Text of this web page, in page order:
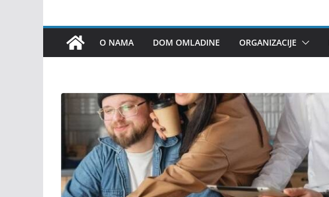
O NAMA DOM OMLADINE ORGANIZACIJE